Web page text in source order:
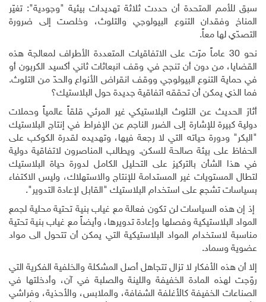
سبق للأمم المتحدة أن حددت ثلاثة تهديدات بيئية "وجودية": تغيّر
المناخ وفقدان التنوع البيولوجي والتلوث، وخلصت إلى ضرورة
التصدّي لها معاً.
نحو 30 عاماً مرّت على الاتفاقيات المتعددة الأطراف لمعالجة هذه
القضايا، من دون أن تنجح في وقف انبعاثات ثاني أكسيد الكربون أو
في حماية التنوع البيولوجي ووقف انقراض الأنواع والحدّ من التلوث.
فما الذي يمكن أن تحققه اتفاقية جديدة حول البلاستيك؟
أثارَ الحديث عن التلوث البلاستيكي غير المرئي قلقاً عالمياً وحملات
دولية كبيرة للإشارة إلى الضرر الناجم عن الإفراط في إنتاج البلاستيك
"البكر" ودورة حياته التي لا رجعة فيها، وتهديده لقدرة الكوكب على
الحفاظ على بيئة صالحة للسكن. ويطالب المناصرون لاتفاقية دولية
في هذا الشأن بالتركيز على التحليل الكامل لدورة حياة البلاستيك
لتطال المستويات غير المستدامة للإنتاج والاستهلاك، وليس الاكتفاء
بسياسات تشجع على استخدام البلاستيك "القابل لإعادة التدوير".
إذ إن هذه السياسات لن تكون فعالة مع غياب بنية تحتية محلية لجمع
المواد البلاستيكية وفصلها وإعادة تدويرها، وأيضاً مع غياب بنية تحتية
مناسبة لاستخدام المواد البلاستيكية التي يمكن أن تتحول الى مواد
عضوية وسماد.
إلا أن هذه الأفكار لا تزال تتجاهل أصل المشكلة والخلفية الفكرية التي
روّجت لهذه المادة الخفيفة واللينة والصلبة في آن، وأدخلتها في
الصناعات الخفيفة كالأغلفة الشفافة، والملابس، والأحذية، وفراشي